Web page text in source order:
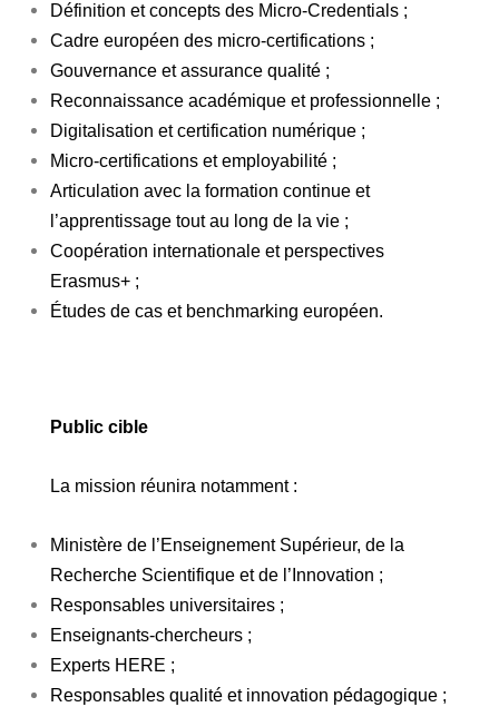
Définition et concepts des Micro-Credentials ;
Cadre européen des micro-certifications ;
Gouvernance et assurance qualité ;
Reconnaissance académique et professionnelle ;
Digitalisation et certification numérique ;
Micro-certifications et employabilité ;
Articulation avec la formation continue et
l’apprentissage tout au long de la vie ;
Coopération internationale et perspectives
Erasmus+ ;
Études de cas et benchmarking européen.
Public cible
La mission réunira notamment :
Ministère de l’Enseignement Supérieur, de la
Recherche Scientifique et de l’Innovation ;
Responsables universitaires ;
Enseignants-chercheurs ;
Experts HERE ;
Responsables qualité et innovation pédagogique ;